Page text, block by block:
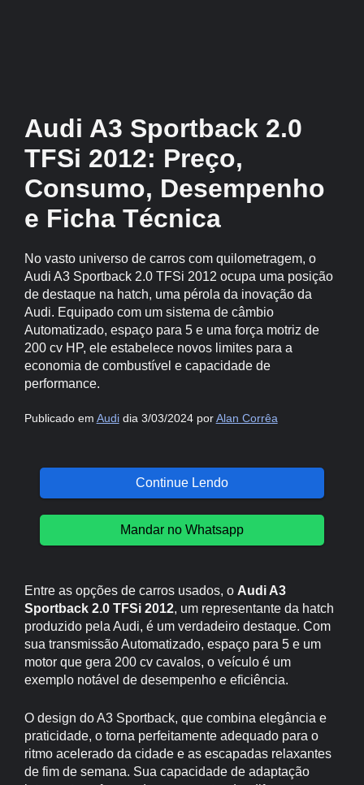
Audi A3 Sportback 2.0
TFSi 2012: Preço,
Consumo, Desempenho
e Ficha Técnica
No vasto universo de carros com quilometragem, o
Audi A3 Sportback 2.0 TFSi 2012 ocupa uma posição
de destaque na hatch, uma pérola da inovação da
Audi. Equipado com um sistema de câmbio
Automatizado, espaço para 5 e uma força motriz de
200 cv HP, ele estabelece novos limites para a
economia de combustível e capacidade de
performance.
Publicado em Audidia 3/03/2024 porAlan Corrêa
Continue Lendo
Mandar no Whatsapp
Entre as opções de carros usados, o Audi A3
Sportback 2.0 TFSi 2012, um representante da hatch
produzido pela Audi, é um verdadeiro destaque. Com
sua transmissão Automatizado, espaço para 5 e um
motor que gera 200 cv cavalos, o veículo é um
exemplo notável de desempenho e eficiência.
O design do A3 Sportback, que combina elegância e
praticidade, o torna perfeitamente adequado para o
ritmo acelerado da cidade e as escapadas relaxantes
de fim de semana. Sua capacidade de adaptação